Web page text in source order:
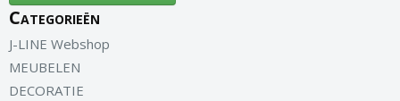
Categorieën
J-LINE Webshop
MEUBELEN
DECORATIE